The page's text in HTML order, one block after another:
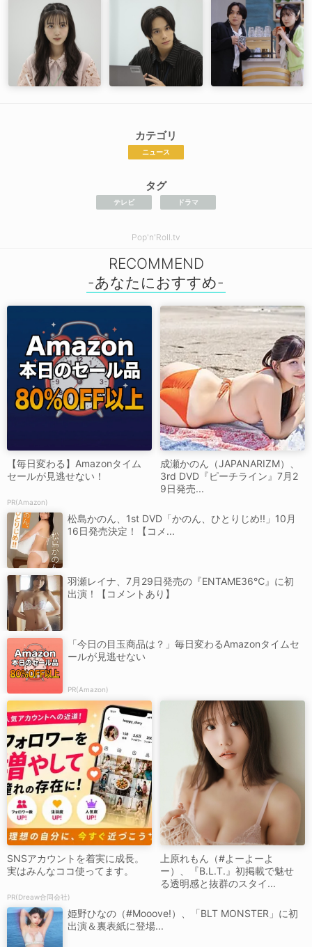
カテゴリ
ニュース
タグ
テレビ ドラマ
Pop'n'Roll.tv
RECOMMEND
【毎日変わる】Amazonタイム
セールが見逃せない！
PR(Amazon)
成瀬かのん（JAPANARIZM）、
3rd DVD『ピーチライン』7月2
9日発売...
松島かのん、1st DVD「かのん、ひとりじめ!!」10月
16日発売決定！【コメ...
羽瀬レイナ、7月29日発売の『ENTAME36℃』に初
出演！【コメントあり】
「今日の目玉商品は？」毎日変わるAmazonタイムセ
ールが見逃せない
PR(Amazon)
SNSアカウントを着実に成長。
実はみんなココ使ってます。
PR(Dreaw合同会社)
上原れもん（#よーよーよ
ー）、『B.L.T.』初掲載で魅せ
る透明感と抜群のスタイ...
姫野ひなの（#Mooove!）、「BLT MONSTER」に初
出演＆裏表紙に登場...